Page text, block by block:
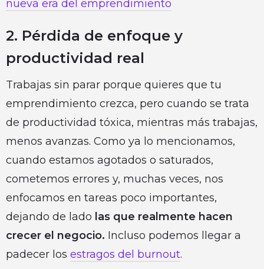
nueva era del emprendimiento
2. Pérdida de enfoque y
productividad real
Trabajas sin parar porque quieres que tu
emprendimiento crezca, pero cuando se trata
de productividad tóxica, mientras más trabajas,
menos avanzas. Como ya lo mencionamos,
cuando estamos agotados o saturados,
cometemos errores y, muchas veces, nos
enfocamos en tareas poco importantes,
dejando de lado las que realmente hacen
crecer el negocio. Incluso podemos llegar a
padecer los estragos del burnout.